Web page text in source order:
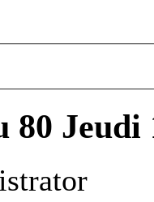
80